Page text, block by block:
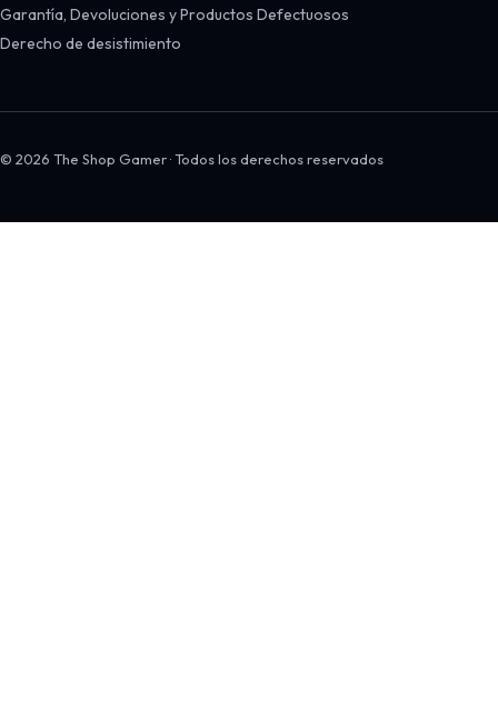
Garantía, Devoluciones y Productos Defectuosos
Derecho de desistimiento
© 2026 The Shop Gamer · Todos los derechos reservados